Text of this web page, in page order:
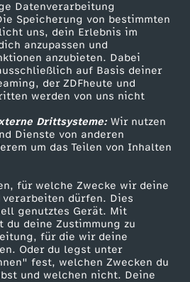
Datenverarbeitung
Speicherung von bestimmten
uns, dein Erlebnis im
anzupassen und
anzubieten. Dabei
auf Basis deiner
der ZDFheute und
werden von uns nicht
Drittsysteme:Wir nutzen
Dienste von anderen
um das Teilen von Inhalten
für welche Zwecke wir deine
dürfen. Dies
genutztes Gerät. Mit
deine Zustimmung zu
für die wir deine
Oder du legst unter
fest, welchen Zwecken du
und welchen nicht. Deine
Zuschauerservice
Hilfe